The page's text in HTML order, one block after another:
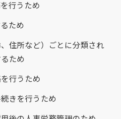
行うため
ため
住所など）ごとに分類され
ため
行うため
きを行うため